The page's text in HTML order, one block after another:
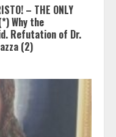
– THE ONLY
Why the
Refutation of Dr.
(2)